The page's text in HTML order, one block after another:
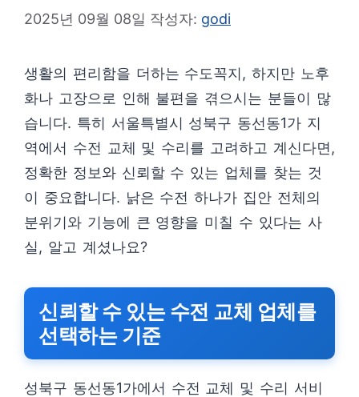
2025년 09월 08일 작성자: godi
생활의 편리함을 더하는 수도꼭지, 하지만 노후
화나 고장으로 인해 불편을 겪으시는 분들이 많
습니다. 특히 서울특별시 성북구 동선동1가 지
역에서 수전 교체 및 수리를 고려하고 계신다면,
정확한 정보와 신뢰할 수 있는 업체를 찾는 것
이 중요합니다. 낡은 수전 하나가 집안 전체의
분위기와 기능에 큰 영향을 미칠 수 있다는 사
실, 알고 계셨나요?
신뢰할 수 있는 수전 교체 업체를
선택하는 기준
성북구 동선동1가에서 수전 교체 및 수리 서비